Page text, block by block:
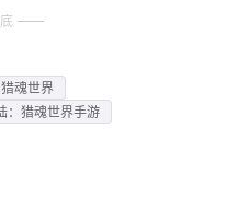
魂世界
：猎魂世界手游